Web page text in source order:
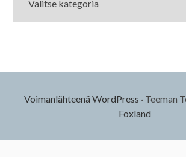
Voimanlähteenä WordPress · Teeman
Foxland